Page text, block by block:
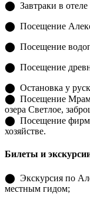
⬤ Завтраки в отеле
⬤ Посещение
⬤ Посещение
⬤ Посещение
⬤ Остановка у
⬤ Посещение
озера Светлое,
⬤ Посещение
хозяйстве.
Билеты и
⬤ Экскурсия по
местным гидом;